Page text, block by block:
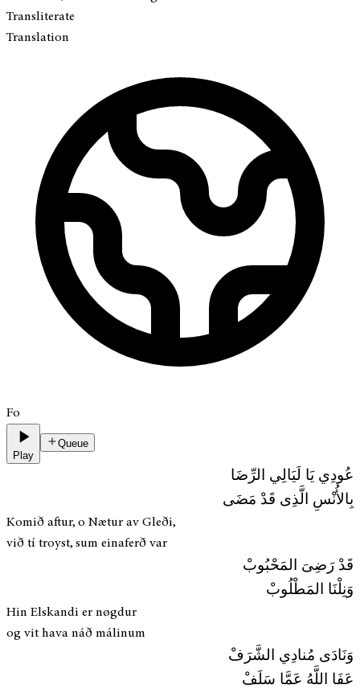
Transliterate
Translation
Fo
Play
Queue
عُودِي يَا لَيَالِي الرِّضَا
بِالأُنْسِ الَّذِى قَدْ مَضَى
Komið aftur, o Nætur av Gleði,
við tí troyst, sum einaferð var
قَدْ رَضِىَ المَحْبُوبْ
وَنِلْنَا المَطْلُوبْ
Hin Elskandi er nøgdur
og vit hava náð málinum
وَنَادَى مُنادِي الشَّرَفْ
عَفَا اللَّهُ عَمَّا سَلَفْ